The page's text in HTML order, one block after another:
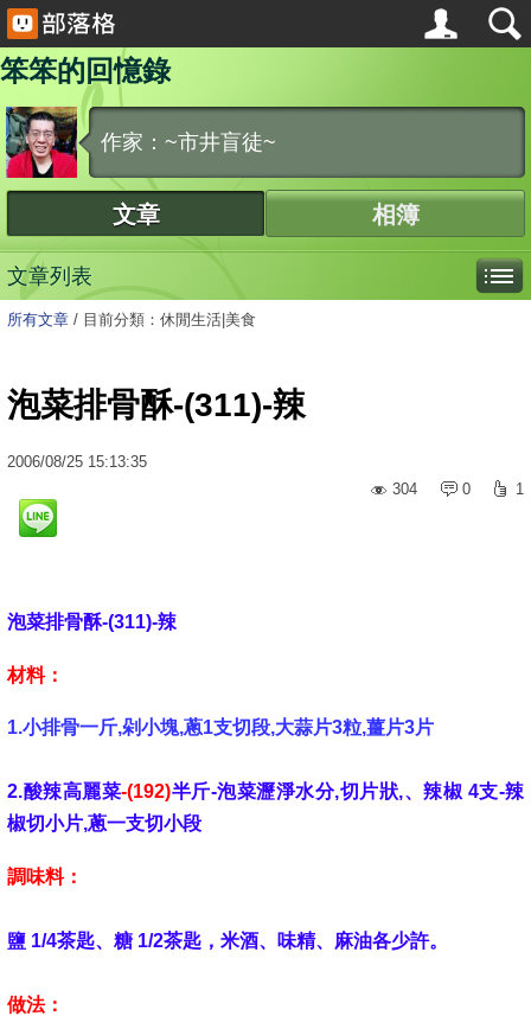
笨笨的回憶錄
作家：~市井盲徒~
文章 相簿
文章列表
所有文章 / 目前分類：休閒生活|美食
泡菜排骨酥-(311)-辣
2006/08/25 15:13:35
304
0 1
泡菜排骨酥-(311)-辣
材料：
1.小排骨一斤,剁小塊,蔥1支切段,大蒜片3粒,薑片3片
2.酸辣高麗菜-(192)半斤-泡菜瀝淨水分,切片狀,、辣椒 4支-辣
椒切小片,蔥一支切小段
調味料：
鹽 1/4茶匙、糖 1/2茶匙，米酒、味精、麻油各少許。
做法：